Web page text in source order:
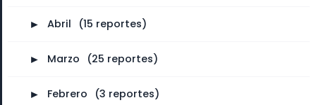
► Abril (15 reportes)
► Marzo (25 reportes)
► Febrero (3 reportes)